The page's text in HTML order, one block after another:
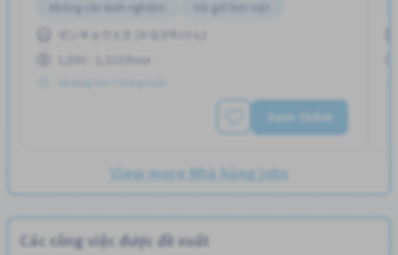
Không cần kinh nghiệm
Vài giờ làm việc
ゼンギョウえき (かながわけん)
1,050 - 1,313/hour
Xem thêm
View more Nhà hàng jobs
Các công việc được đề xuất